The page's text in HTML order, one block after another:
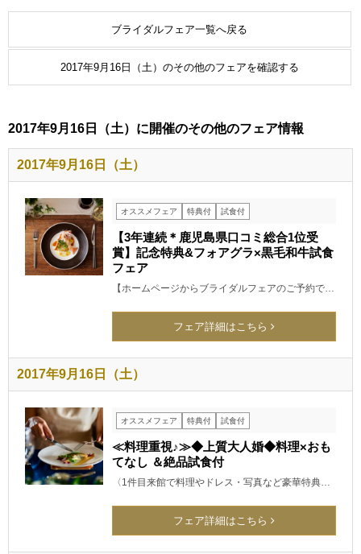
ブライダルフェア一覧へ戻る
2017年9月16日（土）のその他のフェアを確認する
2017年9月16日（土）に開催のその他のフェア情報
2017年9月16日（土）
オススメフェア 特典付 試食付
【3年連続＊鹿児島県口コミ総合1位受
賞】記念特典&フォアグラ×黒毛和牛試食
フェア
【ホームページからブライダルフェアのご予約で…
フェア詳細はこちら
2017年9月16日（土）
オススメフェア 特典付 試食付
≪料理重視♪≫◆上質大人婚◆料理×おも
てなし ＆絶品試食付
〈1件目来館で料理やドレス・写真など豪華特典…
フェア詳細はこちら